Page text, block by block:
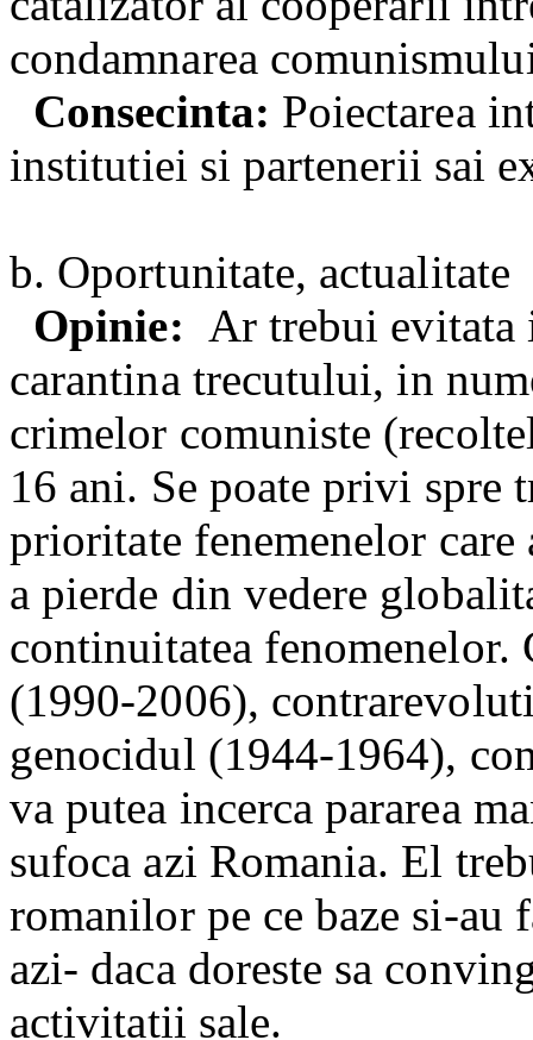
condamnarea
Consecinta: Poiectarea
institutiei si partenerii sai
b. Oportunitate, actualitate
Opinie: Ar trebui evitata
carantina trecutului, in
crimelor comuniste
16 ani. Se poate privi spre
prioritate fenemenelor
a pierde din vedere
continuitatea fenomenelor.
(1990-2006),
genocidul (1944-1964),
va putea incerca pararea
sufoca azi Romania. El
romanilor pe ce baze si-au
azi- daca doreste sa
activitatii sale.